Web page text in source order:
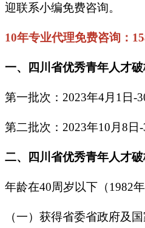
迎联系小编免费咨询。
10年专业代理免费咨询：
一、四川省优秀青年人才
第一批次：2023年4月1日-
第二批次：2023年10月8日-
二、四川省优秀青年人才
年龄在40周岁以下（1982
（一）获得省委省政府及